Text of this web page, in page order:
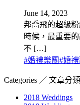
June 14, 2023
邦喬飛的超級
時候，最重要
不 […]
#婚禮樂團#婚
Categories ／ 文章分類
2018 Weddings